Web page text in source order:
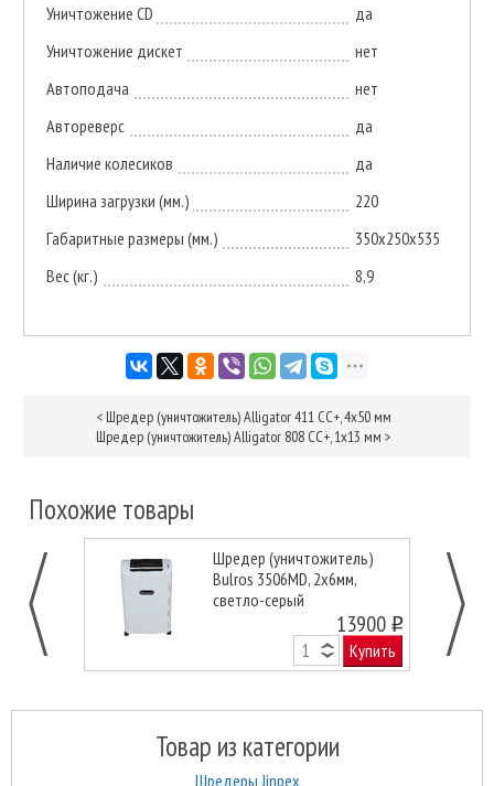
Уничтожение CD
да
Уничтожение дискет
нет
Автоподача
нет
Автореверс
да
Наличие колесиков
да
Ширина загрузки (мм.)
220
Габаритные размеры (мм.)
350х250х535
Вес (кг.)
8,9
< Шредер (уничтожитель) Alligator 411 CC+, 4х50 мм
Шредер (уничтожитель) Alligator 808 CC+, 1х13 мм >
Похожие товары
Шредер (уничтожитель)
Bulros 3506MD, 2x6мм,
светло-серый
13900 o
Купить
Товар из категории
Шредеры Jinpex